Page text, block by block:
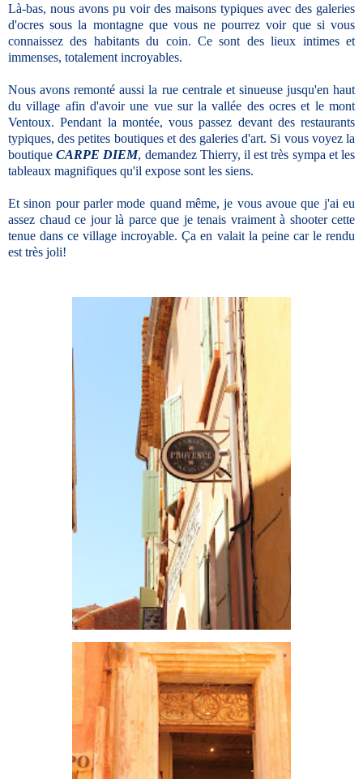
Là-bas, nous avons pu voir des maisons typiques avec des galeries
d'ocres sous la montagne que vous ne pourrez voir que si vous
connaissez des habitants du coin. Ce sont des lieux intimes et
immenses, totalement incroyables.
Nous avons remonté aussi la rue centrale et sinueuse jusqu'en haut
du village afin d'avoir une vue sur la vallée des ocres et le mont
Ventoux. Pendant la montée, vous passez devant des restaurants
typiques, des petites boutiques et des galeries d'art. Si vous voyez la
boutiqueCARPE DIEM, demandez Thierry, il est très sympa et les
tableaux magnifiques qu'il expose sont les siens.
Et sinon pour parler mode quand même, je vous avoue que j'ai eu
assez chaud ce jour là parce que je tenais vraiment à shooter cette
tenue dans ce village incroyable. Ça en valait la peine car le rendu
est très joli!